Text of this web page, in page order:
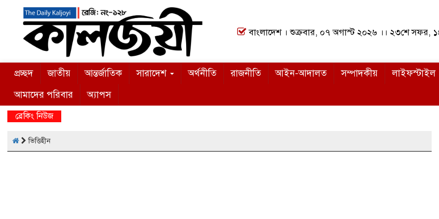
বাংলাদেশ । শুক্রবার, ০৭ অগাস্ট ২০২৬ ।। ২৩শে সফর,
প্রচ্ছদ জাতীয় আন্তর্জাতিক সারাদেশ অর্থনীতি রাজনীতি আইন-আদালত সম্পাদকীয় লাইফস্টাইল
আমাদের পরিবার
অ্যাপস
ব্রেকিং নিউজ
ভিত্তিহীন